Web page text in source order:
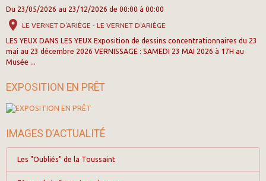
Du 23/05/2026 au 23/12/2026 de 00:00 à 00:00
LE VERNET D'ARIÈGE - LE VERNET D'ARIÈGE
LES YEUX DANS LES YEUX Exposition de dessins concentrationnaires du 23
mai au 23 décembre 2026 VERNISSAGE : SAMEDI 23 MAI 2026 à 17H au
Musée ...
EXPOSITION EN PRÊT
IMAGES D’ACTUALITÉ
Les "Oubliés" de la Toussaint